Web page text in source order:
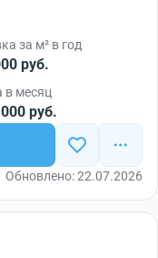
за м² в год
руб.
в месяц
руб.
Обновлено: 22.07.2026